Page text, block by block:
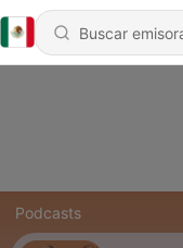
Podcasts